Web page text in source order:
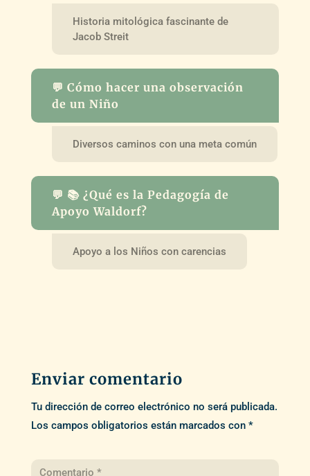
Historia mitológica fascinante de
Jacob Streit
💬 Cómo hacer una observación
de un Niño
Diversos caminos con una meta común
💬 📚 ¿Qué es la Pedagogía de
Apoyo Waldorf?
Apoyo a los Niños con carencias
Enviar comentario
Tu dirección de correo electrónico no será publicada.
Los campos obligatorios están marcados con *